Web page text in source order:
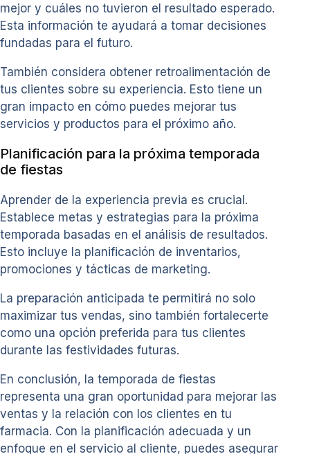
mejor y cuáles no tuvieron el resultado esperado.
Esta información te ayudará a tomar decisiones
fundadas para el futuro.
También considera obtener retroalimentación de
tus clientes sobre su experiencia. Esto tiene un
gran impacto en cómo puedes mejorar tus
servicios y productos para el próximo año.
Planificación para la próxima temporada
de fiestas
Aprender de la experiencia previa es crucial.
Establece metas y estrategias para la próxima
temporada basadas en el análisis de resultados.
Esto incluye la planificación de inventarios,
promociones y tácticas de marketing.
La preparación anticipada te permitirá no solo
maximizar tus vendas, sino también fortalecerte
como una opción preferida para tus clientes
durante las festividades futuras.
En conclusión, la temporada de fiestas
representa una gran oportunidad para mejorar las
ventas y la relación con los clientes en tu
farmacia. Con la planificación adecuada y un
enfoque en el servicio al cliente, puedes asegurar